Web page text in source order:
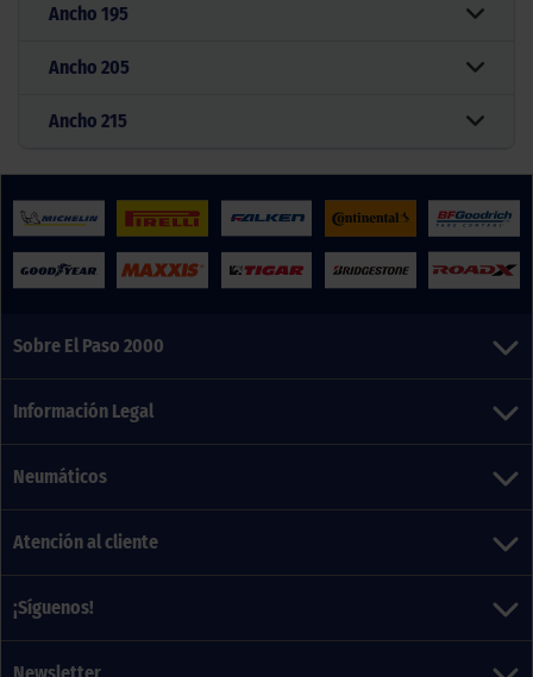
Ancho 195
Ancho 205
Ancho 215
Sobre El Paso 2000
Información Legal
Neumáticos
Atención al cliente
¡Síguenos!